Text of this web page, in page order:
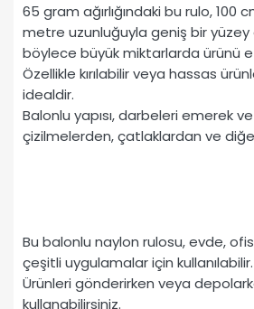
65 gram ağırlığındaki bu rulo, 100
metre uzunluğuyla geniş bir yüzey
böylece büyük miktarlarda ürünü
Özellikle kırılabilir veya hassas
idealdir.
Balonlu yapısı, darbeleri emerek
çizilmelerden, çatlaklardan ve
Bu balonlu naylon rulosu, evde,
çeşitli uygulamalar için kullanılabilir.
Ürünleri gönderirken veya
kullanabilirsiniz.